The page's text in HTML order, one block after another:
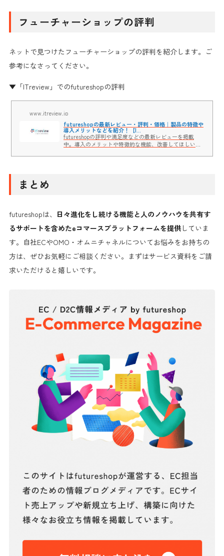
フューチャーショップの評判
ネットで見つけたフューチャーショップの評判を紹介します。ご
参考になさってください。
▼「ITreview」でのfutureshopの評判
www.itreview.jp
futureshopの最新レビュー・評判・価格｜製品の特徴や
導入メリットなどを紹介！【I...
futureshopの評判や満足度などの最新レビューを掲載
中。導入のメリットや特徴的な機能、改善してほしいポ
ITreviewはユーザーの3万件を超えるレビューと、ベンダ
まとめ
futureshopは、 日々進化をし続ける機能と人のノウハウを共有す
るサポートを含めたeコマースプラットフォームを提供していま
す。自社ECやOMO・オムニチャネルについてお悩みをお持ちの
方は、ぜひお気軽にご相談ください。まずはサービス資料をご請
求いただけると嬉しいです。